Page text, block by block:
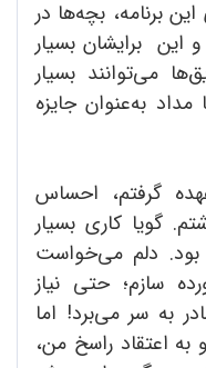
برنامه، بچه‌ها در
و این برایشان بسیار
می‌توانند بسیار
به‌عنوان جایزه
گرفتم، احساس
گویا کاری بسیار
دلم می‌خواست
سازم؛ حتی نیاز
به سر می‌برد! اما
اعتقاد راسخ من،